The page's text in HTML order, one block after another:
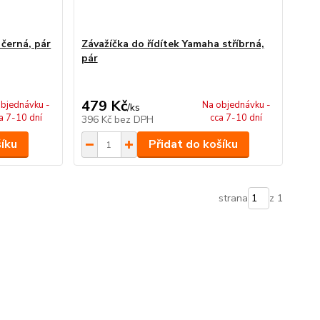
pár
-
7-10 dní
Závažíčka do řídítek Yamaha stříbrná,
pár
479 Kč/ks
396 Kč bez DPH
Na objednávku -
cca 7-10 dní
Přidat do košíku
strana z 1